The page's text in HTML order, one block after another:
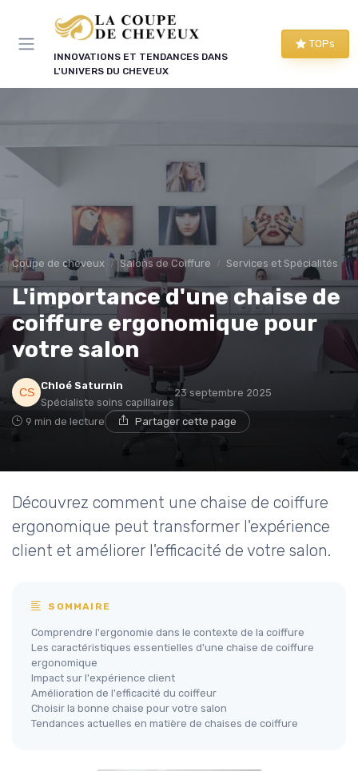
INNOVATIONS ET TENDANCES DANS
L'UNIVERS DU CHEVEUX
TOPs
Coupe de cheveux Salons de Coiffure Services et Spécialités
L'importance d'une chaise de
coiffure ergonomique pour
votre salon
Chloé Saturnin
Spécialiste soins capillaires
23 septembre 2025
9 min de lecture Partager cette page
Découvrez comment une chaise de coiffure
ergonomique peut transformer l'expérience
client et améliorer l'efficacité de votre salon.
SOMMAIRE
Comprendre l'ergonomie dans le contexte de la coiffure
Les caractéristiques essentielles d'une chaise de coiffure
ergonomique
Impact sur l'expérience client
Amélioration de l'efficacité du coiffeur
Choisir la bonne chaise pour votre salon
Tendances actuelles en matière de chaises de coiffure